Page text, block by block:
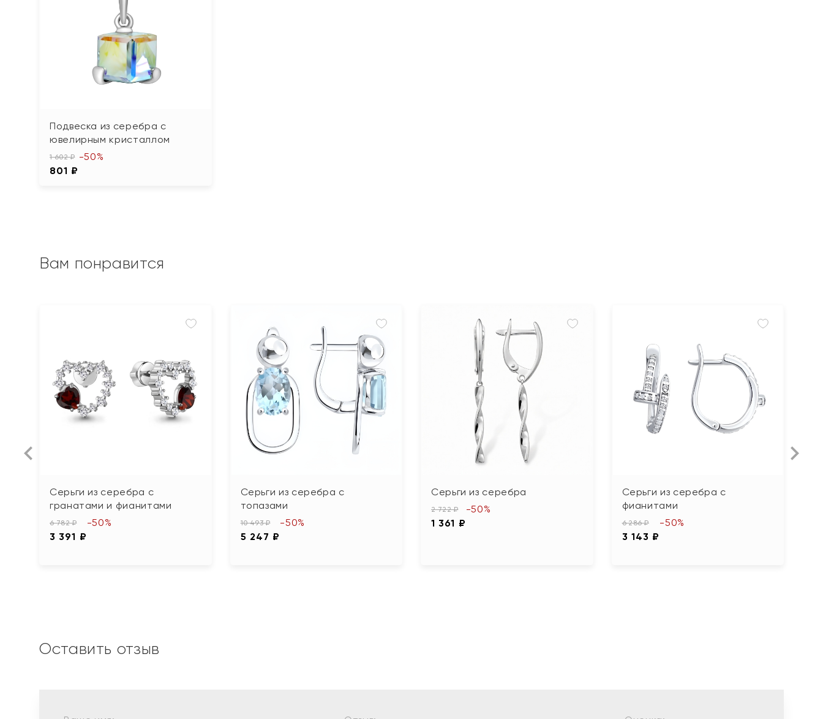
Подвеска из серебра с
ювелирным кристаллом
1 602 ₽
801 ₽
-50%
Вам понравится
Серьги из серебра с
гранатами и фианитами
6 782 ₽
3 391 ₽
-50%
Серьги из серебра с
топазами
10 493 ₽
5 247 ₽
-50%
Серьги из серебра
2 722 ₽
1 361 ₽
-50%
Серьги из серебра с
фианитами
6 286 ₽
3 143 ₽
-50%
Оставить отзыв